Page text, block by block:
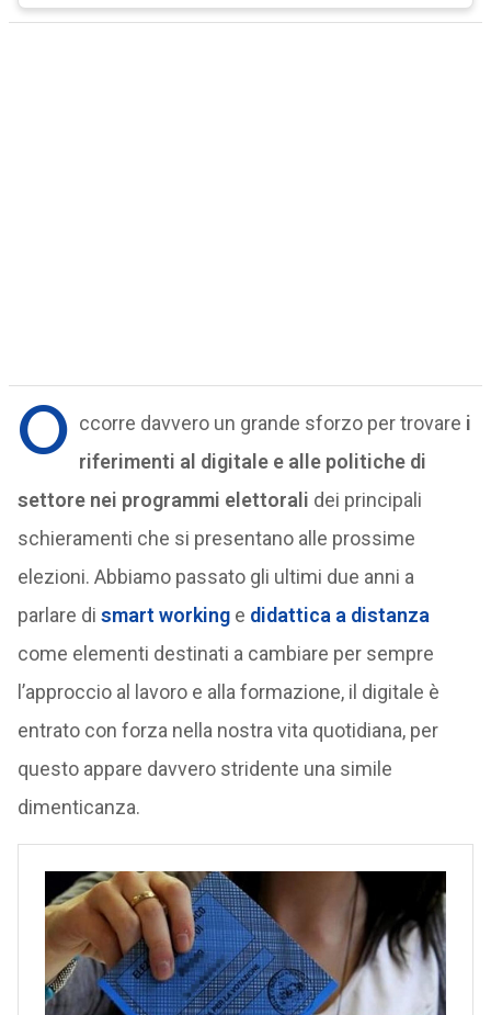
O ccorre davvero un grande sforzo per trovare i
riferimenti al digitale e alle politiche di
settore nei programmi elettorali dei principali
schieramenti che si presentano alle prossime
elezioni. Abbiamo passato gli ultimi due anni a
parlare di smart workinge didattica a distanza
come elementi destinati a cambiare per sempre
l’approccio al lavoro e alla formazione, il digitale è
entrato con forza nella nostra vita quotidiana, per
questo appare davvero stridente una simile
dimenticanza.